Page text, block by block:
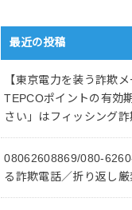
最近の投稿
【東京電力を装う詐欺
TEPCOポイントの有効
さい」はフィッシング詐
08062608869/080-
る詐欺電話／折り返し厳